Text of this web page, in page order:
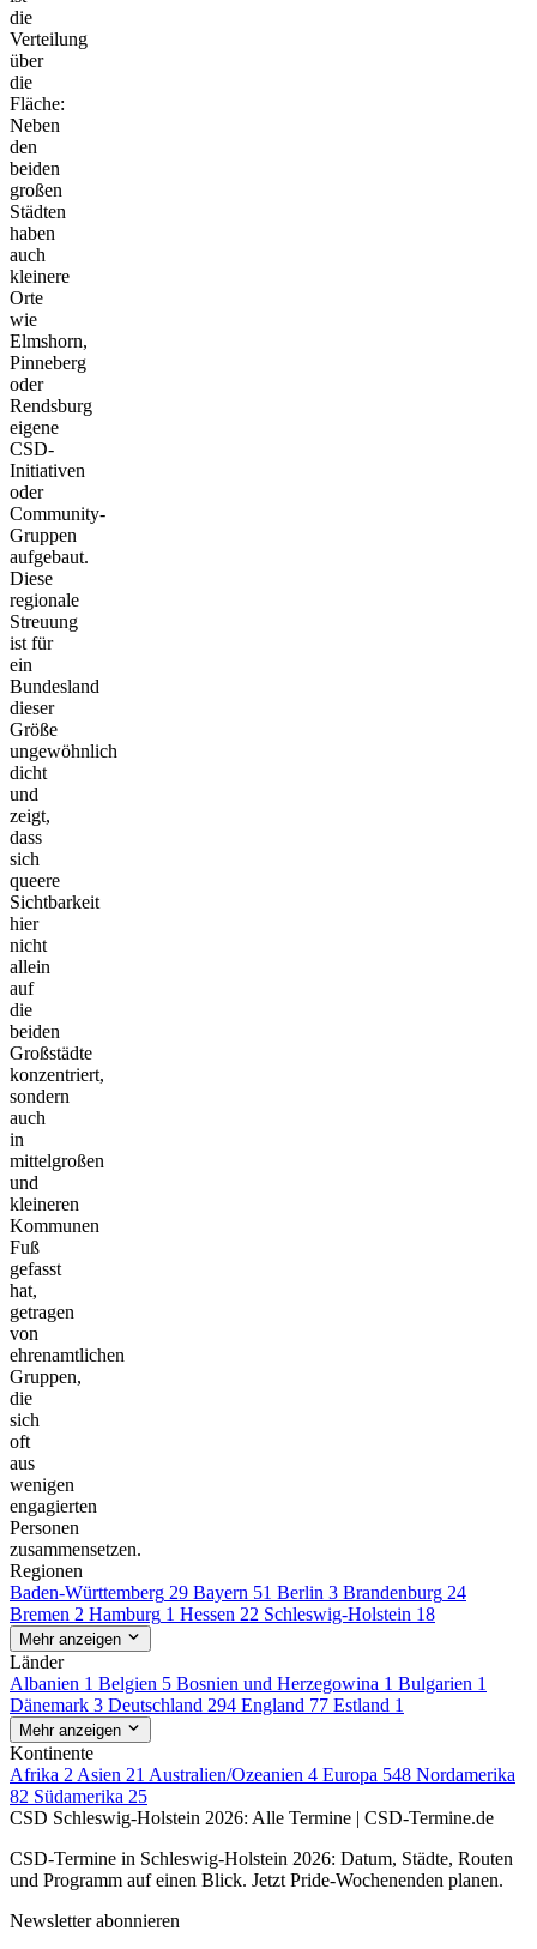
die
Verteilung
über
die
Fläche:
Neben
den
beiden
großen
Städten
haben
auch
kleinere
Orte
wie
Elmshorn,
Pinneberg
oder
Rendsburg
eigene
CSD-
Initiativen
oder
Community-
Gruppen
aufgebaut.
Diese
regionale
Streuung
ist für
ein
Bundesland
dieser
Größe
ungewöhnlich
dicht
und
zeigt,
dass
sich
queere
Sichtbarkeit
hier
nicht
allein
auf
die
beiden
Großstädte
konzentriert,
sondern
auch
in
mittelgroßen
und
kleineren
Kommunen
Fuß
gefasst
hat,
getragen
von
ehrenamtlichen
Gruppen,
die
sich
oft
aus
wenigen
engagierten
Personen
zusammensetzen.
Regionen
Baden-Württemberg 29 Bayern 51 Berlin 3 Brandenburg 24
Bremen 2 Hamburg 1 Hessen 22 Schleswig-Holstein 18
Mehr anzeigen
Länder
Albanien 1 Belgien 5 Bosnien und Herzegowina 1 Bulgarien 1
Dänemark 3 Deutschland 294 England 77 Estland 1
Mehr anzeigen
Kontinente
Afrika 2 Asien 21 Australien/Ozeanien 4 Europa 548 Nordamerika
82 Südamerika 25
CSD Schleswig-Holstein 2026: Alle Termine | CSD-Termine.de
CSD-Termine in Schleswig-Holstein 2026: Datum, Städte, Routen
und Programm auf einen Blick. Jetzt Pride-Wochenenden planen.
Newsletter abonnieren